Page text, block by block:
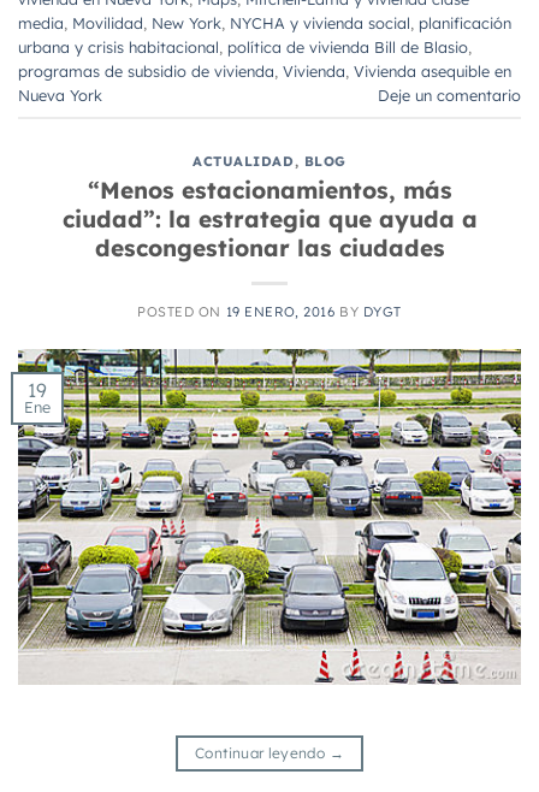
media, Movilidad, New York, NYCHA y vivienda social, planificación
urbana y crisis habitacional, política de vivienda Bill de Blasio,
programas de subsidio de vivienda, Vivienda, Vivienda asequible en
Nueva York
Deje un comentario
ACTUALIDAD, BLOG
“Menos estacionamientos, más
ciudad”: la estrategia que ayuda a
descongestionar las ciudades
POSTED ON 19 ENERO, 2016 BY DYGT
19
Ene
Continuar leyendo →